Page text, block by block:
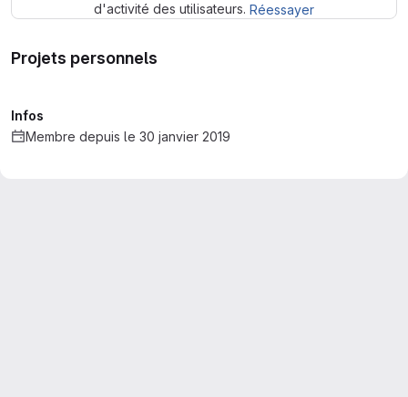
d'activité des utilisateurs. Réessayer
Projets personnels
Infos
Membre depuis le 30 janvier 2019